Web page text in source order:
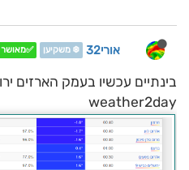
אורי32 ❄️ משקיען ✅מאושר
weather2day